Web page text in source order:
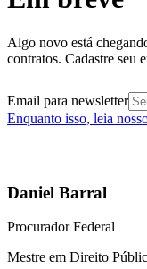
Algo novo está
contratos. Cadastre seu
Email para newsletter
Enquanto isso, leia
Daniel Barral
Procurador Federal
Mestre em Direito